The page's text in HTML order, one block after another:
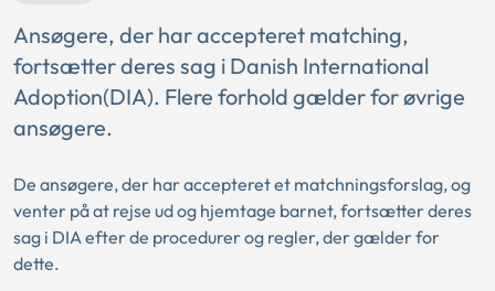
Ansøgere, der har accepteret matching,
fortsætter deres sag i Danish International
Adoption(DIA). Flere forhold gælder for øvrige
ansøgere.
De ansøgere, der har accepteret et matchningsforslag, og
venter på at rejse ud og hjemtage barnet, fortsætter deres
sag i DIA efter de procedurer og regler, der gælder for
dette.